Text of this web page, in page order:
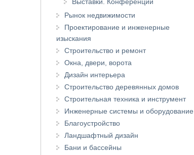
Рынок недвижимости
Проектирование и инженерные
изыскания
Строительство и ремонт
Окна, двери, ворота
Дизайн интерьера
Строительство деревянных домов
Строительная техника и инструмент
Инженерные системы и оборудование
Благоустройство
Ландшафтный дизайн
Бани и бассейны